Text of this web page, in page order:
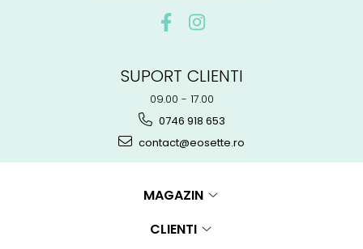
SUPORT CLIENTI
09.00 - 17.00
0746 918 653
contact@eosette.ro
MAGAZIN
CLIENTI